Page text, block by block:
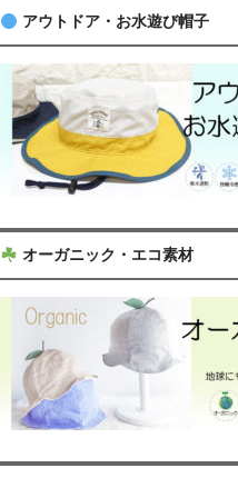
アウトドア・お水遊び帽子
オーガニック・エコ素材